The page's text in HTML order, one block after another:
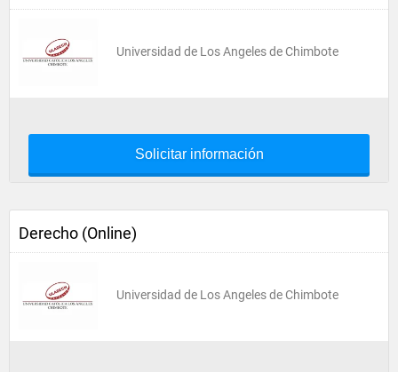
Universidad de Los Angeles de Chimbote
Solicitar información
Derecho (Online)
Universidad de Los Angeles de Chimbote